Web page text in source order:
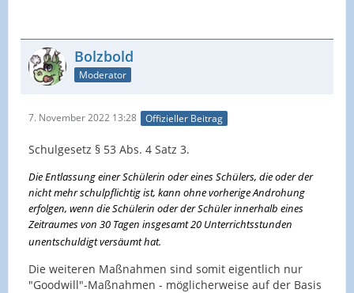
Bolzbold
Moderator
7. November 2022 13:28 Offizieller Beitrag
Schulgesetz § 53 Abs. 4 Satz 3.
Die Entlassung einer Schülerin oder eines Schülers, die oder der
nicht mehr schulpflichtig ist, kann ohne vorherige Androhung
erfolgen, wenn die Schülerin oder der Schüler innerhalb eines
Zeitraumes von 30 Tagen insgesamt 20 Unterrichtsstunden
unentschuldigt versäumt hat.
Die weiteren Maßnahmen sind somit eigentlich nur
"Goodwill"-Maßnahmen - möglicherweise auf der Basis